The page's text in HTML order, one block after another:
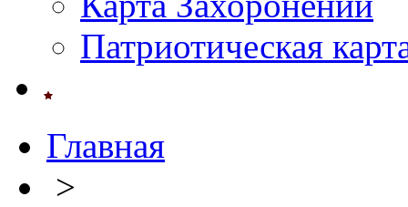
Патриотическая
Главная
>